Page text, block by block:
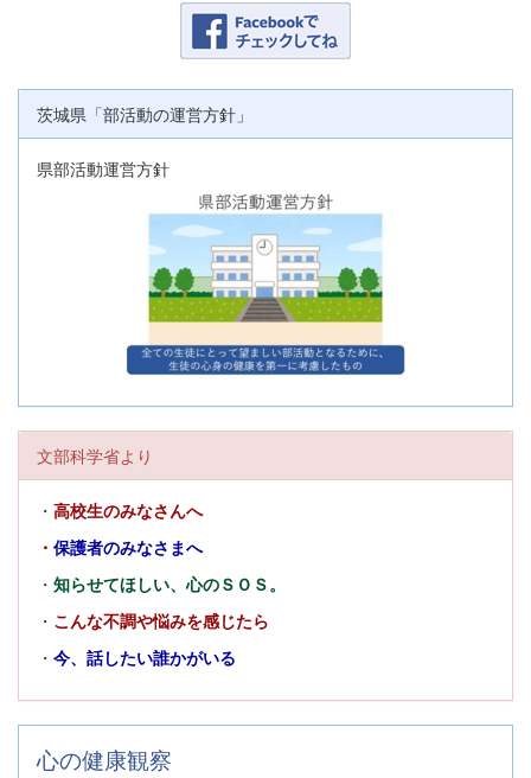
茨城県「部活動の運営方針」
県部活動運営方針
文部科学省より
・ 高校生のみなさんへ
・ 保護者のみなさまへ
・ 知らせてほしい、心のＳＯＳ。
・ こんな不調や悩みを感じたら
・ 今、話したい誰かがいる
心の健康観察